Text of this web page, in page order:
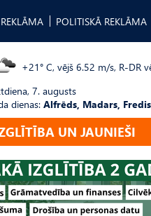
REKLĀMA POLITISKĀ REKLĀMA
+21° C, vējš 6.52 m/s, R-DR
7. augusts
dienas: Alfrēds, Madars, Fredis
UN JAUNIEŠI